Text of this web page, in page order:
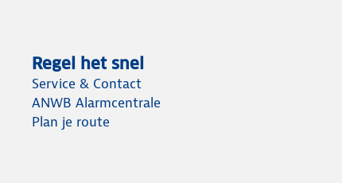
Regel het snel
Service & Contact
ANWB Alarmcentrale
Plan je route